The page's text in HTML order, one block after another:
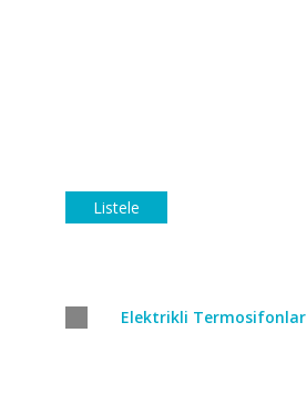
Listele
Elektrikli Termosifonlar